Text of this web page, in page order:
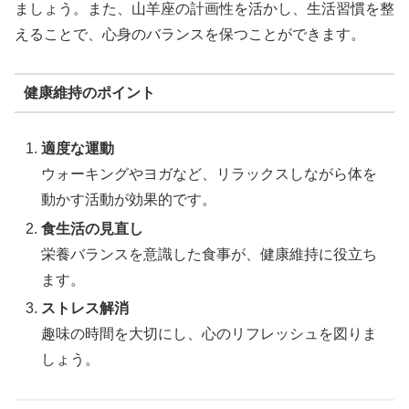
ましょう。また、山羊座の計画性を活かし、生活習慣を整
えることで、心身のバランスを保つことができます。
健康維持のポイント
適度な運動
ウォーキングやヨガなど、リラックスしながら体を
動かす活動が効果的です。
食生活の見直し
栄養バランスを意識した食事が、健康維持に役立ち
ます。
ストレス解消
趣味の時間を大切にし、心のリフレッシュを図りま
しょう。